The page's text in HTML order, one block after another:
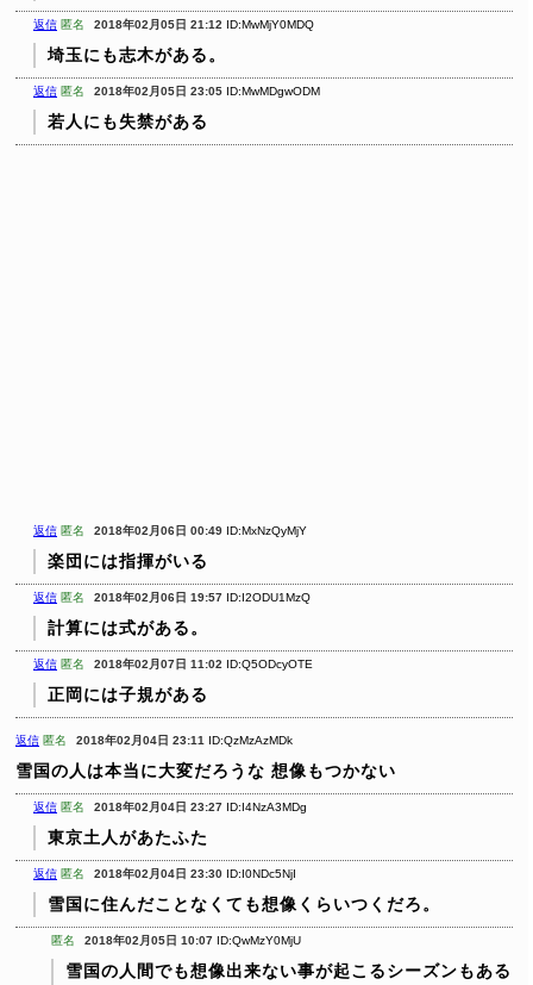
返信 匿名 2018年02月05日 21:12 ID:MwMjY0MDQ
埼玉にも志木がある。
返信 匿名 2018年02月05日 23:05 ID:MwMDgwODM
若人にも失禁がある
返信 匿名 2018年02月06日 00:49 ID:MxNzQyMjY
楽団には指揮がいる
返信 匿名 2018年02月06日 19:57 ID:I2ODU1MzQ
計算には式がある。
返信 匿名 2018年02月07日 11:02 ID:Q5ODcyOTE
正岡には子規がある
返信 匿名 2018年02月04日 23:11 ID:QzMzAzMDk
雪国の人は本当に大変だろうな 想像もつかない
返信 匿名 2018年02月04日 23:27 ID:I4NzA3MDg
東京土人があたふた
返信 匿名 2018年02月04日 23:30 ID:I0NDc5NjI
雪国に住んだことなくても想像くらいつくだろ。
匿名 2018年02月05日 10:07 ID:QwMzY0MjU
雪国の人間でも想像出来ない事が起こるシーズンもある